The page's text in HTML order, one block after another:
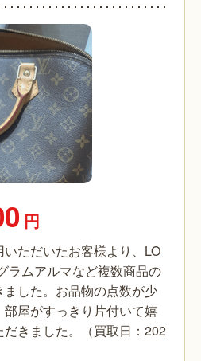
円
ただいたお客様より、LO
ラムアルマなど複数商品の
した。お品物の点数が少
屋がすっきり片付いて嬉
だきました。（買取日：202